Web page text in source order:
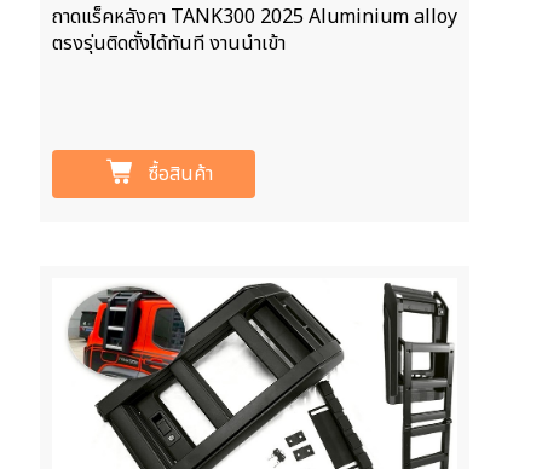
ถาดแร็คหลังคา TANK300 2025 Aluminium alloy
ตรงรุ่นติดตั้งได้ทันที งานนำเข้า
ซื้อสินค้า